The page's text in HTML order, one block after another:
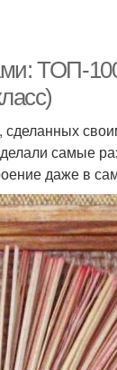
ТОП-
самые
даже в